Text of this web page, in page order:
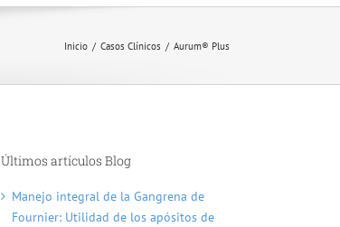
Inicio Casos Clínicos Aurum® Plus
Últimos artículos Blog
Manejo integral de la Gangrena de
Fournier: Utilidad de los apósitos de